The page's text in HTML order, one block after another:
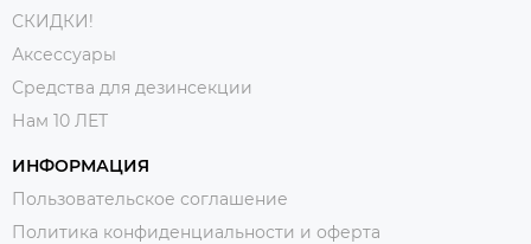
СКИДКИ!
Аксессуары
Средства для дезинсекции
Нам 10 ЛЕТ
ИНФОРМАЦИЯ
Пользовательское соглашение
Политика конфиденциальности и оферта